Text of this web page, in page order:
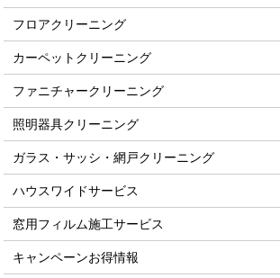
フロアクリーニング
カーペットクリーニング
ファニチャークリーニング
照明器具クリーニング
ガラス・サッシ・網戸クリーニング
ハウスワイドサービス
窓用フィルム施工サービス
キャンペーンお得情報